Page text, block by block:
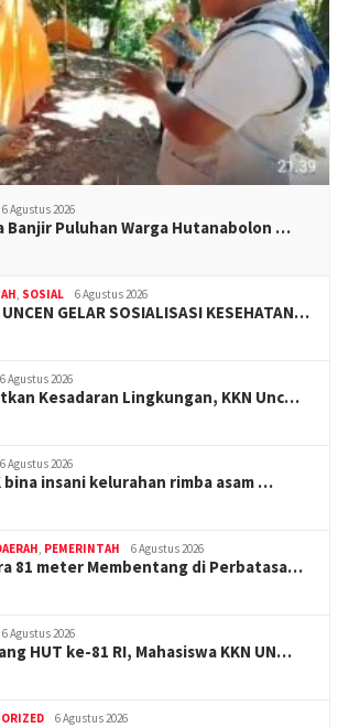
6 Agustus 2026
Banjir Puluhan Warga Hutanabolon …
, SOSIAL 6 Agustus 2026
GELAR SOSIALISASI KESEHATAN…
6 Agustus 2026
Kesadaran Lingkungan, KKN Unc…
6 Agustus 2026
bina insani kelurahan rimba asam …
, PEMERINTAH 6 Agustus 2026
81 meter Membentang di Perbatasa…
6 Agustus 2026
HUT ke-81 RI, Mahasiswa KKN UN…
6 Agustus 2026